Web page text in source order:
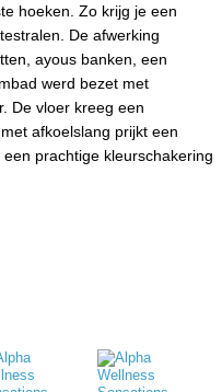
hoeken. Zo krijg je een
De afwerking
ayous banken, een
werd bezet met
De vloer kreeg een
afkoelslang prijkt een
prachtige kleurschakering